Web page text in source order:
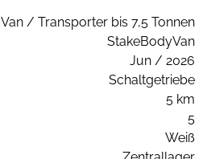
Van / Transporter bis 7,5 Tonnen
StakeBodyVan
Jun / 2026
Schaltgetriebe
5 km
5
Weiß